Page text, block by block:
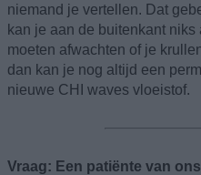
niemand je vertellen. Dat
kan je aan de buitenkant
moeten afwachten of je
dan kan je nog altijd een
nieuwe CHI waves vloeistof.
Vraag: Een patiënte van